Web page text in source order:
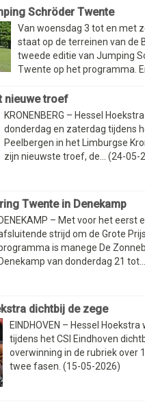
Schröder Twente
Van woensdag 3 tot en met
staat op de terreinen van de
tweede editie van Jumping
Twente op het programma.
nieuwe troef
KRONENBERG – Hessel
donderdag en zaterdag tijdens
Peelbergen in het Limburgse
zijn nieuwste troef, de... (24-05-
Twente in Denekamp
DENEKAMP – Met voor het eerst
strijd om de Grote
is manege De
Denekamp van donderdag 21
dichtbij de zege
EINDHOVEN – Hessel Hoekstra
tijdens het CSI Eindhoven
overwinning in de rubriek over
twee fasen. (15-05-2026)